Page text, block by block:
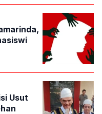
Usut